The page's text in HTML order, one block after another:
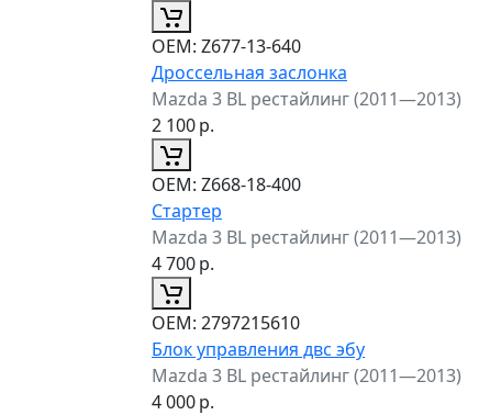
ОЕМ: Z677-13-640
Дроссельная заслонка
Mazda 3 BL рестайлинг (2011—2013)
2 100р.
ОЕМ: Z668-18-400
Стартер
Mazda 3 BL рестайлинг (2011—2013)
4 700р.
ОЕМ: 2797215610
Блок управления двс эбу
Mazda 3 BL рестайлинг (2011—2013)
4 000р.